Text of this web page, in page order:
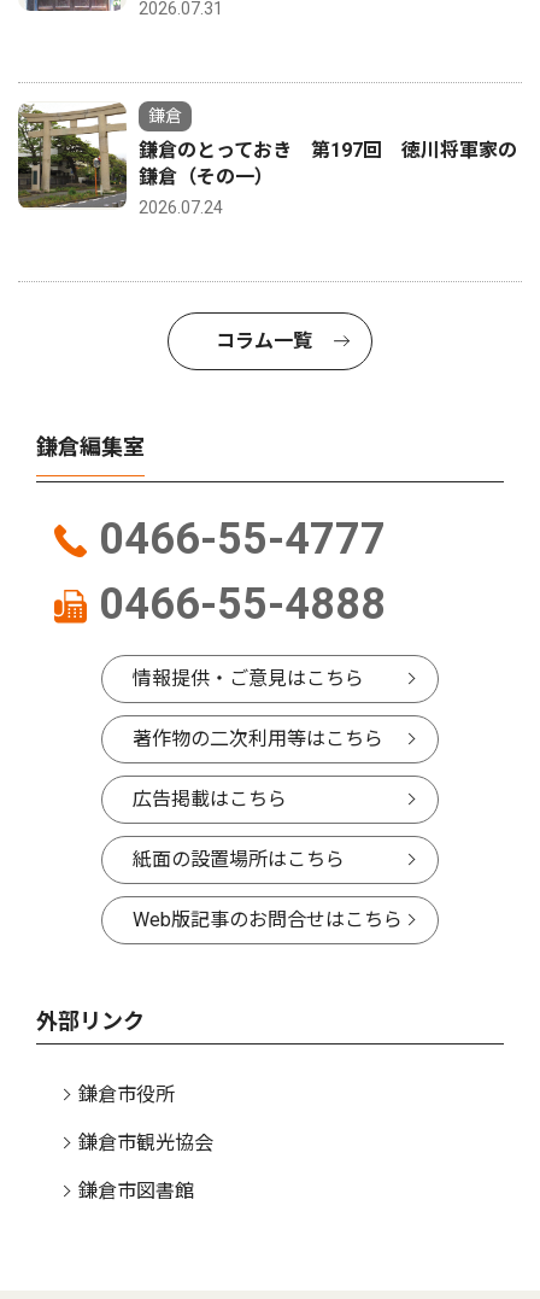
2026.07.31
鎌倉
鎌倉のとっておき 第197回 徳川将軍家の
鎌倉（その一）
2026.07.24
コラム一覧
鎌倉編集室
0466-55-4777
0466-55-4888
情報提供・ご意見はこちら
著作物の二次利用等はこちら
広告掲載はこちら
紙面の設置場所はこちら
Web版記事のお問合せはこちら
外部リンク
鎌倉市役所
鎌倉市観光協会
鎌倉市図書館